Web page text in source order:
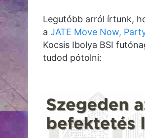
Legutóbb arról írtunk,
a JATE Move Now,
Kocsis Ibolya BSI
tudod pótolni: